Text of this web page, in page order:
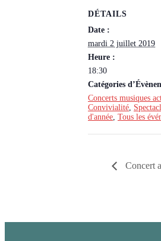
DÉTAILS
Date :
mardi 2 juillet 2019
Heure :
18:30
Catégories
Concerts musiques
Convivialité
d'année Tous les
Concert